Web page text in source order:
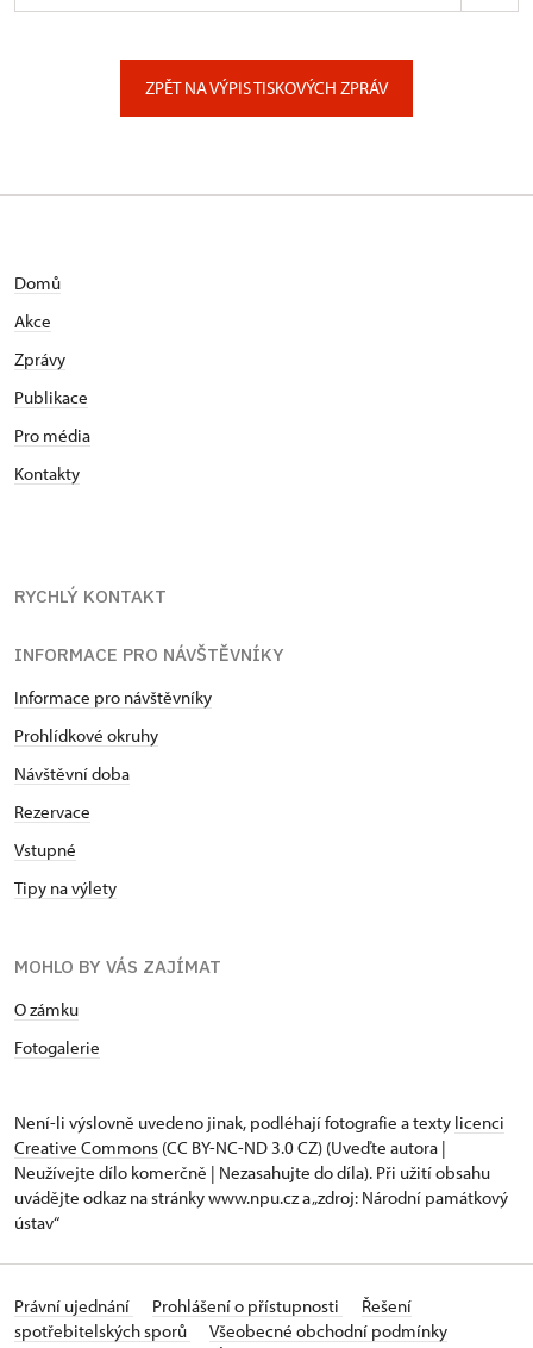
ZPĚT NA VÝPIS TISKOVÝCH ZPRÁV
Domů
Akce
Zprávy
Publikace
Pro média
Kontakty
RYCHLÝ KONTAKT
INFORMACE PRO NÁVŠTĚVNÍKY
Informace pro návštěvníky
Prohlídkové okruhy
Návštěvní doba
Rezervace
Vstupné
Tipy na výlety
MOHLO BY VÁS ZAJÍMAT
O zámku
Fotogalerie
Není-li výslovně uvedeno jinak, podléhají fotografie a texty licenci
Creative Commons (CC BY-NC-ND 3.0 CZ) (Uveďte autora |
Neužívejte dílo komerčně | Nezasahujte do díla). Při užití obsahu
uvádějte odkaz na stránky www.npu.cz a „zdroj: Národní památkový
ústav“
Právní ujednání Prohlášení o přístupnosti
Řešení
spotřebitelských sporů
Všeobecné obchodní podmínky